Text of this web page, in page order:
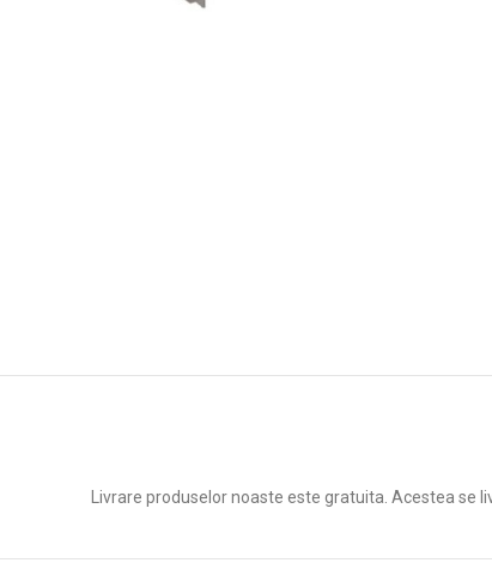
Livrare produselor noaste este gratuita. Acestea se